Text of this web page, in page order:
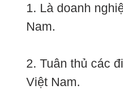
1. Là doanh
Nam.
2. Tuân thủ các
Việt Nam.